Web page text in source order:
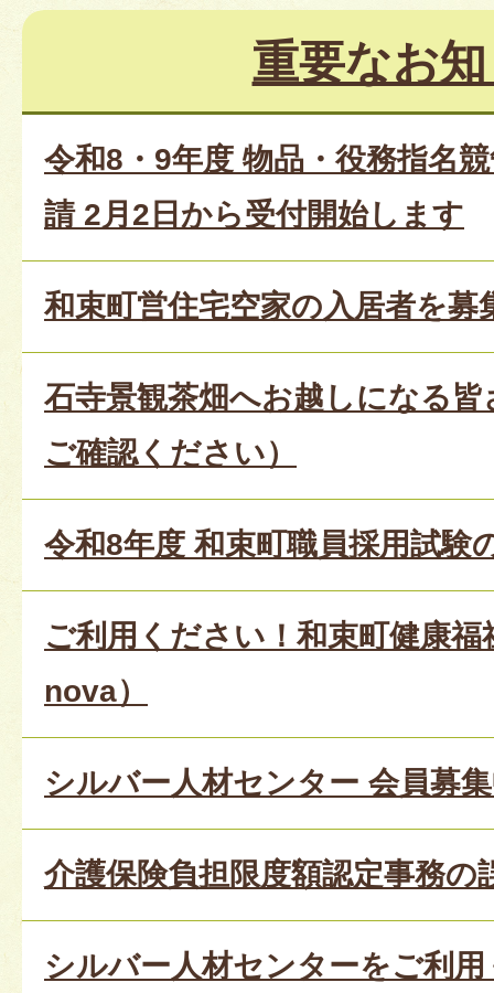
重要なお
令和8・9年度 物品・役務指名
請 2月2日から受付開始します
和束町営住宅空家の入居者を募
石寺景観茶畑へお越しになる
ご確認ください）
令和8年度 和束町職員採用試験
ご利用ください！和束町健康
nova）
シルバー人材センター 会員募
介護保険負担限度額認定事務の
シルバー人材センターをご利